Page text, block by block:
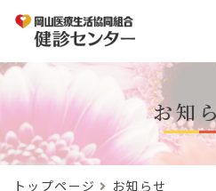
お知
トップページ お知らせ